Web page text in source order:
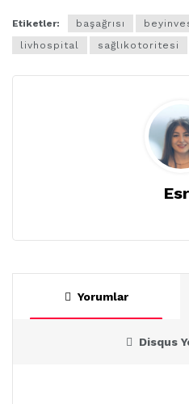
Etiketler: başağrısı
livhospital
sağlıkotoritesi
Yorumlar
Disqus